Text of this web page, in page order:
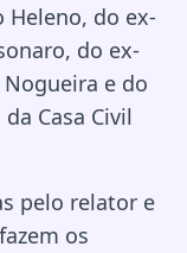
do ex-
do ex-
e do
Casa Civil
pelo relator e
os